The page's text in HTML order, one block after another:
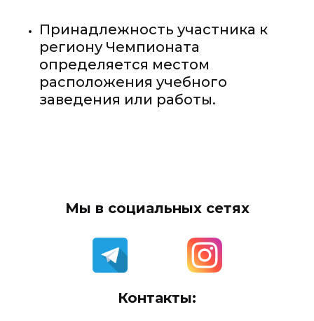
Принадлежность участника к
региону Чемпионата
определяется местом
расположения учебного
заведения или работы.
Мы в социальных сетях
Контакты: